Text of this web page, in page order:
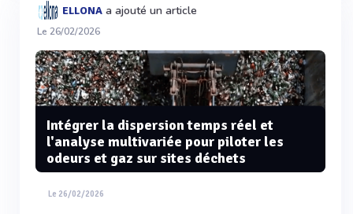
ELLONA a ajouté un article
Le 26/02/2026
Intégrer la dispersion temps réel et
l'analyse multivariée pour piloter les
odeurs et gaz sur sites déchets
Le 26/02/2026